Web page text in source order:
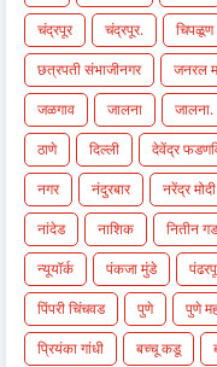
चंद्रपूर
चंद्रपूर. चिपळूण
छत्रपती संभाजीनगर
जनरल
जळगाव
जालना जालना.
ठाणे
दिल्ली देवेंद्र
नगर
नंदुरबार नरेंद्र मोदी
नांदेड
नाशिक नितीन
न्यूयॉर्क
पंकजा मुंडे
पिंपरी चिंचवड
पुणे पुणे
प्रियंका गांधी
बच्चू कडू